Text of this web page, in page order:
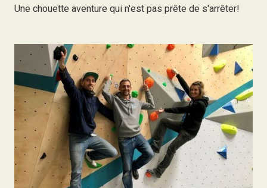
Une chouette aventure qui n'est pas prête de s'arrêter!